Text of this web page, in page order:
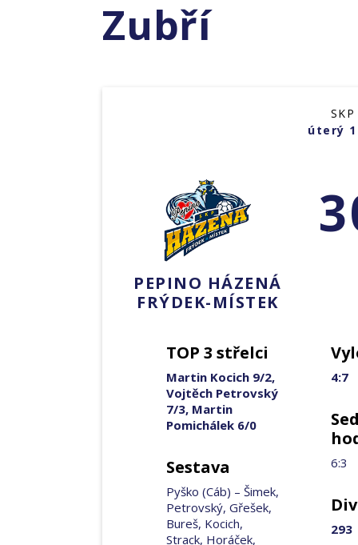
Zubří
úterý
PEPINO HÁZENÁ
FRÝDEK-MÍSTEK
TOP 3 střelci
Martin Kocich 9/2,
Vojtěch Petrovský
7/3, Martin
Pomichálek 6/0
Sestava
Pyško (Cáb) – Šimek,
Petrovský, Gřešek,
Bureš, Kocich,
Strack, Horáček,
4:7
6:3
293